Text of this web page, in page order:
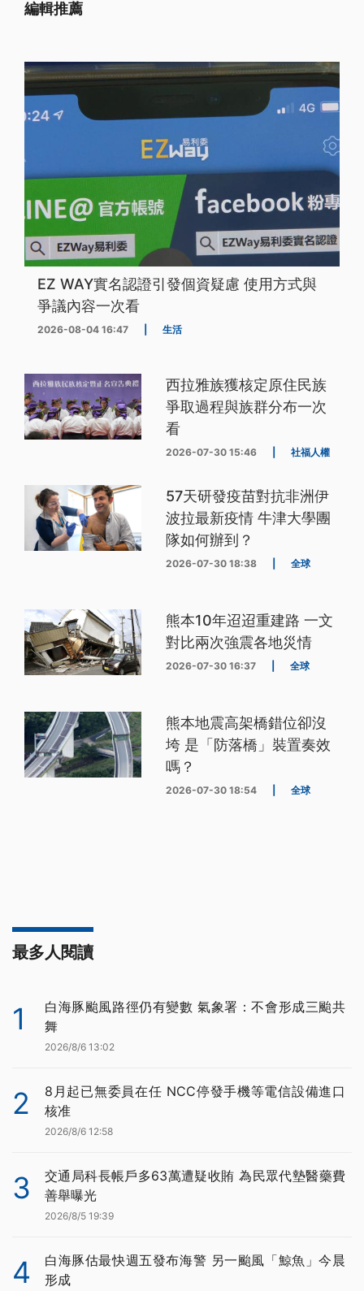
編輯推薦
EZ WAY實名認證引發個資疑慮 使用方式與
爭議內容一次看
2026-08-04 16:47 生活
西拉雅族獲核定原住民族
爭取過程與族群分布一次
看
2026-07-30 15:46 社福人權
57天研發疫苗對抗非洲伊
波拉最新疫情 牛津大學團
隊如何辦到？
2026-07-30 18:38 全球
熊本10年迢迢重建路 一文
對比兩次強震各地災情
2026-07-30 16:37 全球
熊本地震高架橋錯位卻沒
垮 是「防落橋」裝置奏效
嗎？
2026-07-30 18:54 全球
最多人閱讀
1
白海豚颱風路徑仍有變數 氣象署：不會形成三颱共
舞
2026/8/6 13:02
2
8月起已無委員在任 NCC停發手機等電信設備進口
核准
2026/8/6 12:58
3
交通局科長帳戶多63萬遭疑收賄 為民眾代墊醫藥費
善舉曝光
2026/8/5 19:39
4
白海豚估最快週五發布海警 另一颱風「鯨魚」今晨
形成